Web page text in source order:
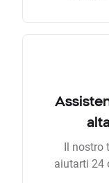
Il nostro
aiutarti 24